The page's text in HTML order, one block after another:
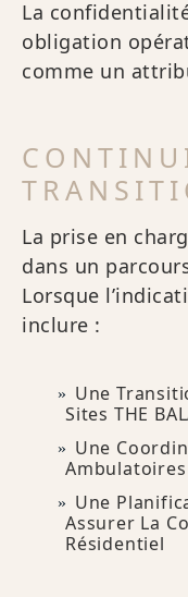
La
obligation
comme un
La prise en
dans un
Lorsque
inclure :
Une
Sites THE
Une
Une
Assurer La
Résidentiel